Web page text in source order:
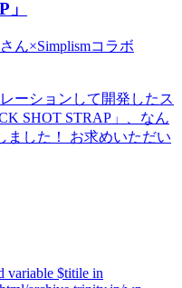
ーションして開発したス
SHOT STRAP」、なん
ました！ お求めいただい